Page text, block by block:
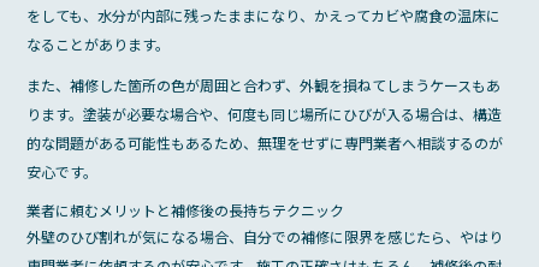
をしても、水分が内部に残ったままになり、かえってカビや腐食の温床に
なることがあります。
また、補修した箇所の色が周囲と合わず、外観を損ねてしまうケースもあ
ります。塗装が必要な場合や、何度も同じ場所にひびが入る場合は、構造
的な問題がある可能性もあるため、無理をせずに専門業者へ相談するのが
安心です。
業者に頼むメリットと補修後の長持ちテクニック
外壁のひび割れが気になる場合、自分での補修に限界を感じたら、やはり